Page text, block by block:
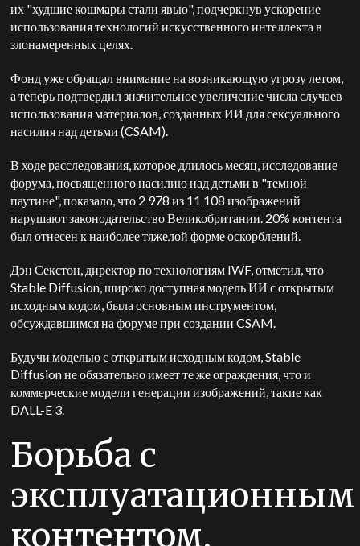
их "худшие кошмары стали явью", подчеркнув ускорение
использования технологий искусственного интеллекта в
злонамеренных целях.
Фонд уже обращал внимание на возникающую угрозу летом,
а теперь подтвердил значительное увеличение числа случаев
использования материалов, созданных ИИ для сексуального
насилия над детьми (CSAM).
В ходе расследования, которое длилось месяц, исследование
форума, посвященного насилию над детьми в "темной
паутине", показало, что 2 978 из 11 108 изображений
нарушают законодательство Великобритании. 20% контента
был отнесен к наиболее тяжелой форме оскорблений.
Дэн Секстон, директор по технологиям IWF, отметил, что
Stable Diffusion, широко доступная модель ИИ с открытым
исходным кодом, была основным инструментом,
обсуждавшимся на форуме при создании CSAM.
Будучи моделью с открытым исходным кодом, Stable
Diffusion не обязательно имеет те же ограждения, что и
коммерческие модели генерации изображений, такие как
DALL-E 3.
Борьба с
эксплуатационным
контентом,